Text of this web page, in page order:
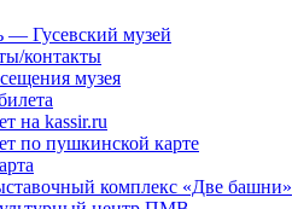
— Гусевский музей
контакты
музея
на kassir.ru
по пушкинской карте
комплекс «Две башни»